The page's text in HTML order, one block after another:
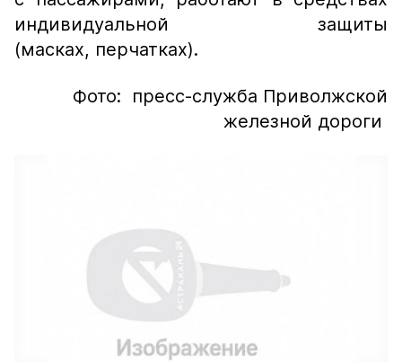
индивидуальной защиты
(масках, перчатках).
Фото: пресс-служба Приволжской
железной дороги